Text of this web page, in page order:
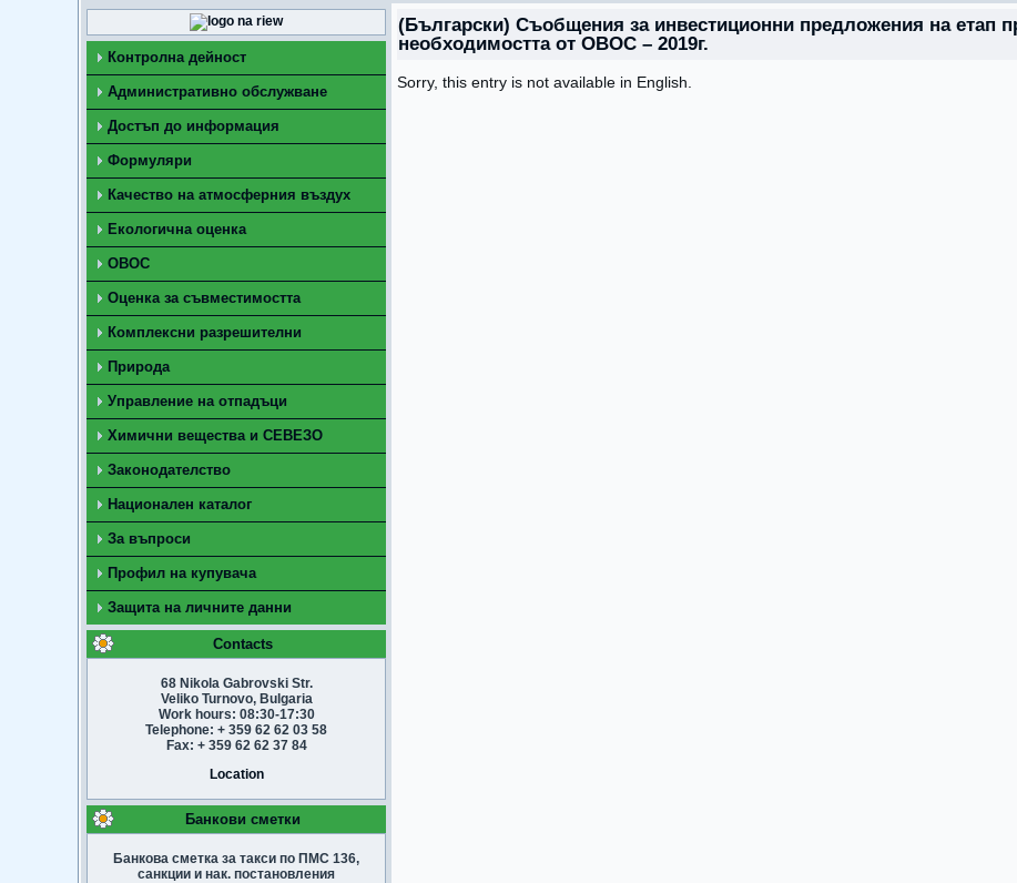
Контролна дейност
Административно обслужване
Достъп до информация
Формуляри
Качество на атмосферния въздух
Екологична оценка
ОВОС
Оценка за съвместимостта
Комплексни разрешителни
Природа
Управление на отпадъци
Химични вещества и СЕВЕЗО
Законодателство
Национален каталог
За въпроси
Профил на купувача
Защита на личните данни
Contacts
68 Nikola Gabrovski Str.
Veliko Turnovo, Bulgaria
Work hours: 08:30-17:30
Telephone: + 359 62 62 03 58
Fax: + 359 62 62 37 84
Location
Банкови сметки
Банкова сметка за такси по ПМС 136,
санкции и нак. постановления
(Български) Съобщения за инвестиционни предложения на етап
необходимостта от ОВОС – 2019г.
Sorry, this entry is not available in English.